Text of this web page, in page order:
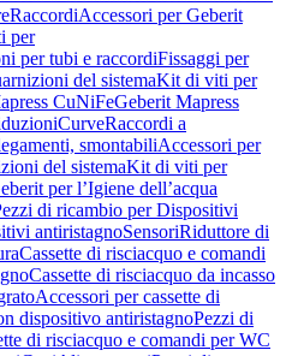
RaccordiAccessori per Geberit
per
per tubi e raccordiFissaggi per
del sistemaKit di viti per
CuNiFeGeberit Mapress
CurveRaccordi a
smontabiliAccessori per
del sistemaKit di viti per
per l’Igiene dell’acqua
di ricambio per Dispositivi
antiristagnoSensoriRiduttore di
Cassette di risciacquo e comandi
Cassette di risciacquo da incasso
Accessori per cassette di
dispositivo antiristagnoPezzi di
di risciacquo e comandi per WC